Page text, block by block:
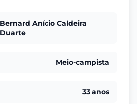
Bernard Anício Caldeira
Duarte
Meio-campista
33 anos